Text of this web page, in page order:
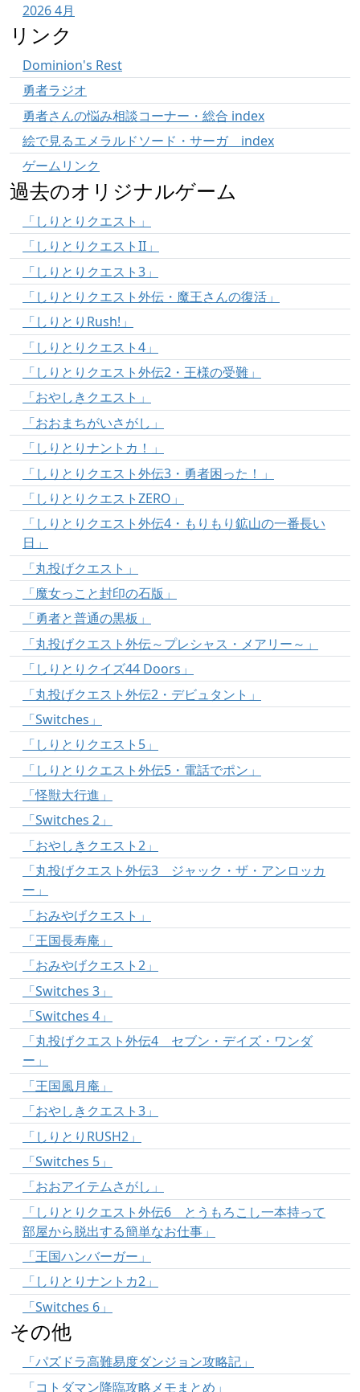
2026 4月
リンク
Dominion's Rest
勇者ラジオ
勇者さんの悩み相談コーナー・総合 index
絵で見るエメラルドソード・サーガ index
ゲームリンク
過去のオリジナルゲーム
「しりとりクエスト」
「しりとりクエストII」
「しりとりクエスト3」
「しりとりクエスト外伝・魔王さんの復活」
「しりとりRush!」
「しりとりクエスト4」
「しりとりクエスト外伝2・王様の受難」
「おやしきクエスト」
「おおまちがいさがし」
「しりとりナントカ！」
「しりとりクエスト外伝3・勇者困った！」
「しりとりクエストZERO」
「しりとりクエスト外伝4・もりもり鉱山の一番長い
日」
「丸投げクエスト」
「魔女っこと封印の石版」
「勇者と普通の黒板」
「丸投げクエスト外伝～プレシャス・メアリー～」
「しりとりクイズ44 Doors」
「丸投げクエスト外伝2・デビュタント」
「Switches」
「しりとりクエスト5」
「しりとりクエスト外伝5・電話でポン」
「怪獣大行進」
「Switches 2」
「おやしきクエスト2」
「丸投げクエスト外伝3 ジャック・ザ・アンロッカ
ー」
「おみやげクエスト」
「王国長寿庵」
「おみやげクエスト2」
「Switches 3」
「Switches 4」
「丸投げクエスト外伝4 セブン・デイズ・ワンダ
ー」
「王国風月庵」
「おやしきクエスト3」
「しりとりRUSH2」
「Switches 5」
「おおアイテムさがし」
「しりとりクエスト外伝6 とうもろこし一本持って
部屋から脱出する簡単なお仕事」
「王国ハンバーガー」
「しりとりナントカ2」
「Switches 6」
その他
「パズドラ高難易度ダンジョン攻略記」
「コトダマン降臨攻略メモまとめ」